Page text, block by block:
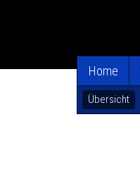
Home
Übersicht